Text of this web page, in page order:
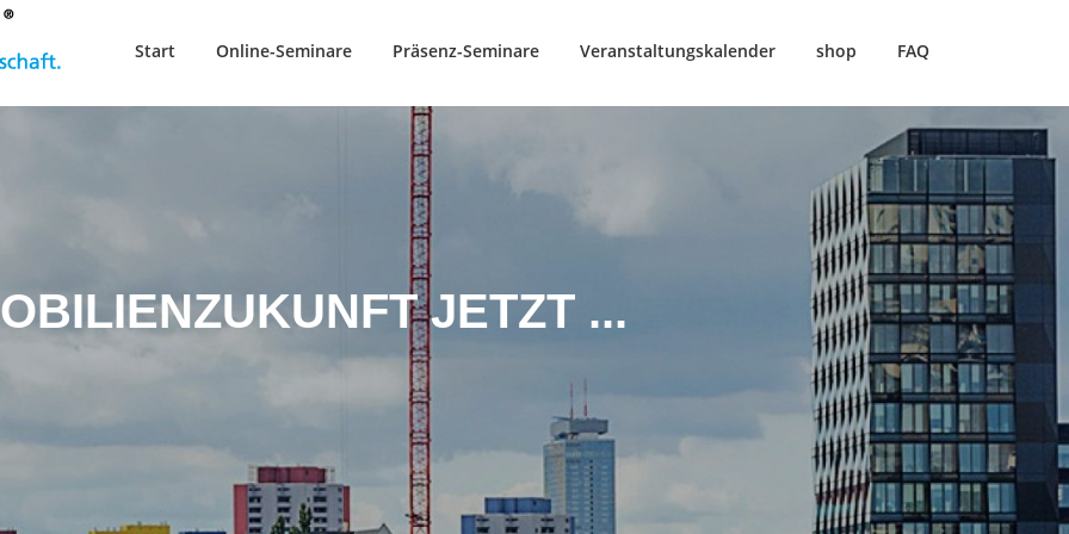
Start Online-Seminare Präsenz-Seminare Veranstaltungskalender shop FAQ
JETZT ...